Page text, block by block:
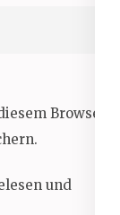
Browser
und